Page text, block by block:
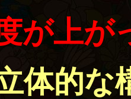
が上が
体的な